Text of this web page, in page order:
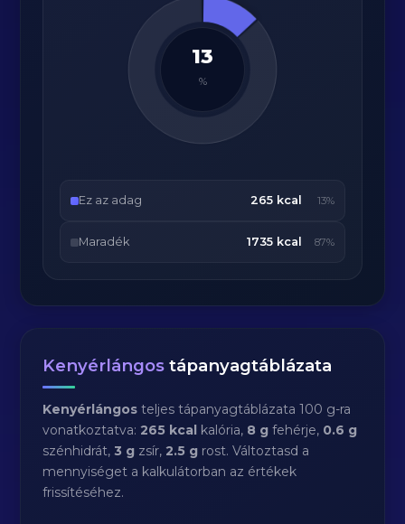
13
%
Ez az adag 265 kcal 13%
Maradék 1735 kcal 87%
Kenyérlángos tápanyagtáblázata
Kenyérlángos teljes tápanyagtáblázata 100 g-ra
vonatkoztatva:265 kcal kalória, 8 g fehérje, 0.6 g
szénhidrát,3 g zsír,2.5 g rost. Változtasd a
mennyiséget a kalkulátorban az értékek
frissítéséhez.